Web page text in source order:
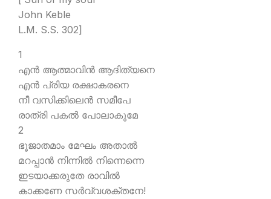
John Keble
L.M. S.S. 302]
1
എന്‍ ആത്മാവിന്‍ ആദിത്യനെ
എന്‍ പ്രിയ രക്ഷാകരനെ
നീ വസിക്കിലെന്‍ സമീപേ
രാത്രി പകല്‍ പോലാകുമേ
2
ഭൂജാതമാം മേഘം അതാല്‍
മറപ്പാന്‍ നിന്നില്‍ നിന്നെന്നെ
ഇടയാക്കരുതേ രാവില്‍
കാക്കണേ സര്‍വ്വശക്തനേ!